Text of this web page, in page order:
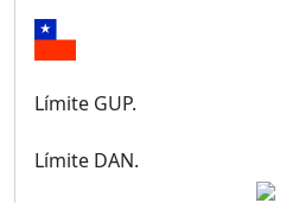
Límite GUP.
Límite DAN.